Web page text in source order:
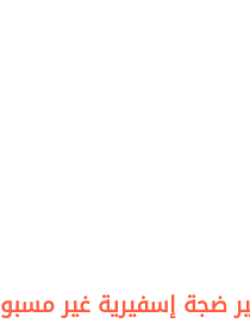
ضجة إسفيرية غير